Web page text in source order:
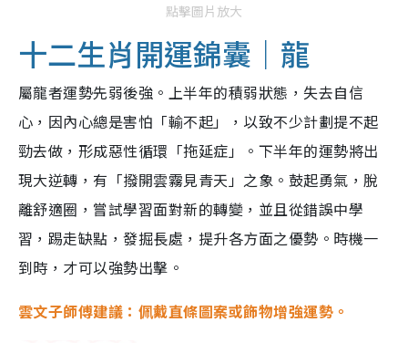
點擊圖片放大
十二生肖開運錦囊｜龍
屬龍者運勢先弱後強。上半年的積弱狀態，失去自信
心，因內心總是害怕「輸不起」，以致不少計劃提不起
勁去做，形成惡性循環「拖延症」。下半年的運勢將出
現大逆轉，有「撥開雲霧見青天」之象。鼓起勇氣，脫
離舒適圈，嘗試學習面對新的轉變，並且從錯誤中學
習，踢走缺點，發掘長處，提升各方面之優勢。時機一
到時，才可以強勢出擊。
雲文子師傅建議：佩戴直條圖案或飾物增強運勢。